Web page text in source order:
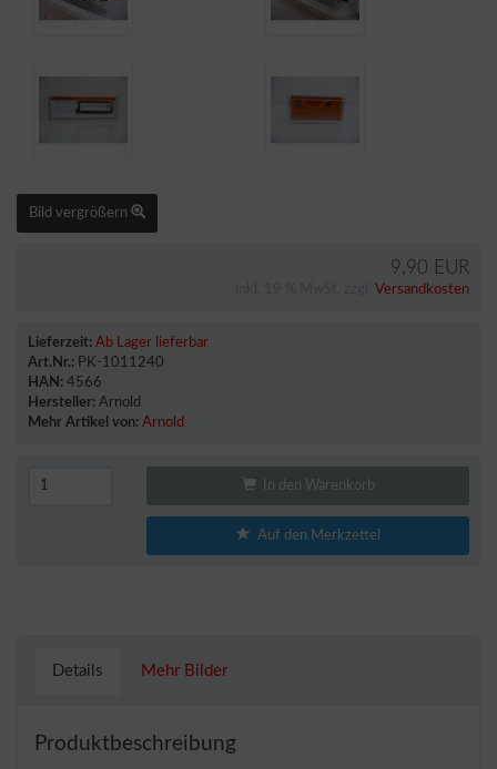
Bild vergrößern
9,90 EUR
Versandkosten
Lieferzeit: Ab Lager lieferbar
Art.Nr.: PK-1011240
HAN: 4566
Hersteller: Arnold
Mehr Artikel von: Arnold
In den Warenkorb
Auf den Merkzettel
Details Mehr Bilder
Produktbeschreibung